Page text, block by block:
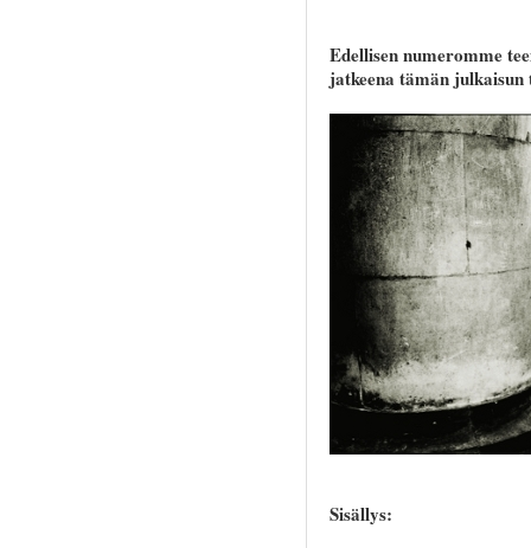
Edellisen numeromme
jatkeena tämän julkaisun
Sisällys: